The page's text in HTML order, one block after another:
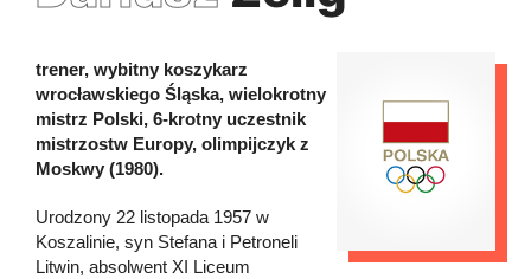
trener, wybitny koszykarz
wrocławskiego Śląska, wielokrotny
mistrz Polski, 6-krotny uczestnik
mistrzostw Europy, olimpijczyk z
Moskwy (1980).
Urodzony 22 listopada 1957 w
Koszalinie, syn Stefana i Petroneli
Litwin, absolwent XI Liceum